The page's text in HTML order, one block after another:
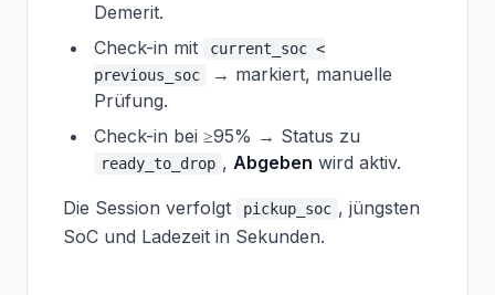
Demerit.
Check-in mit
current_soc <
previous_soc
→ markiert, manuelle
Prüfung.
Check-in bei ≥95% → Status zu
ready_to_drop , Abgeben wird aktiv.
Die Session verfolgt pickup_soc , jüngsten
SoC und Ladezeit in Sekunden.